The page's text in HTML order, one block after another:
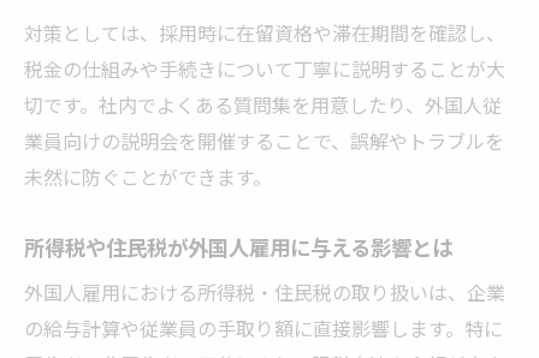
原因
外国人雇用者への住民税説明で抑えるべき
ポイント
住民税1年未満の外国人雇用時の注意事項
回答
企業が行うべき外国人雇用の住民税リスク
対策
対策としては、採用時に在留資格や滞在期間を確認し、
税金の仕組みや手続きについて丁寧に説明することが大
切です。社内でよくある質問集を用意したり、外国人従
業員向けの説明会を開催することで、誤解やトラブルを
未然に防ぐことができます。
所得税や住民税が外国人雇用に与える影響とは
外国人雇用における所得税・住民税の取り扱いは、企業
の給与計算や従業員の手取り額に直接影響します。特に